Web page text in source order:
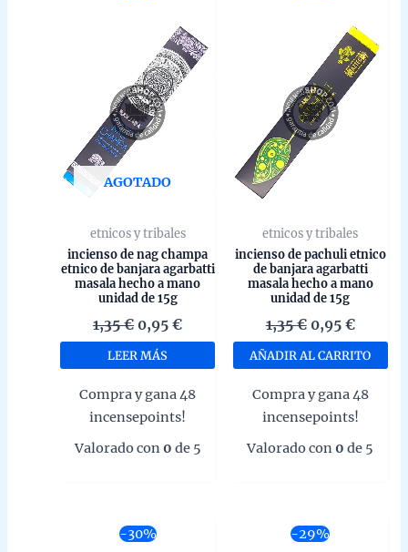
AGOTADO
etnicos y tribales
incienso de nag champa
etnico de banjara agarbatti
masala hecho a mano
unidad de 15g
1,35€ El
precio
original
1,35 €.
0,95€El
precio
0,95 €.
LEER MÁS
Compra y gana 48
incensepoints!
Valorado con0 de 5
etnicos y tribales
incienso de pachuli etnico
de banjara agarbatti
masala hecho a mano
unidad de 15g
1,35€ El
precio
original
1,35 €.
0,95 €El
precio
actual
0,95 €.
AÑADIR AL CARRITO
Compra y gana 48
incensepoints!
Valorado con0 de 5
-30% -29%